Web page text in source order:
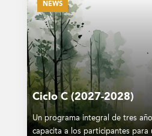
NEWS
Ciclo C (2027-2028)
Un programa integral de tres
capacita a los participantes para